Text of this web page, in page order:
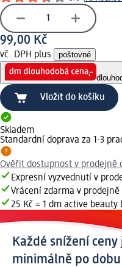
99,00 Kč
vč. DPH plus poštovné
Vložit do košíku
Skladem
Standardní doprava za 1-3
Ověřit dostupnost v prodejně
Expresní vyzvednutí v
Vrácení zdarma v prodejně
25 Kč = 1 dm active beauty
Každé snížení
minimálně po dobu